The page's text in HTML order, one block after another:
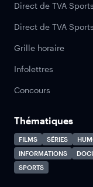
Direct de TVA Sports
Direct de TVA
Grille horaire
Infolettres
Concours
Thématiques
FILMS SÉRIES
INFORMATIONS
SPORTS